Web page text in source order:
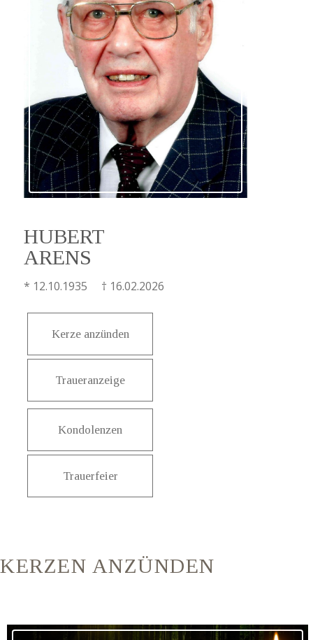
HUBERT
ARENS
* 12.10.1935 † 16.02.2026
Kerze anzünden
Traueranzeige
Kondolenzen
Trauerfeier
KERZEN ANZÜNDEN